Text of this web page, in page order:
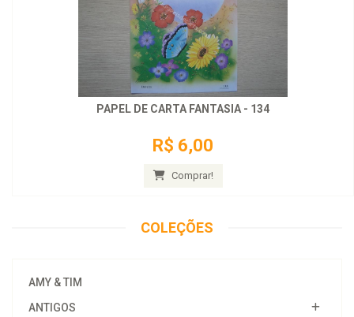
PAPEL DE CARTA FANTASIA - 134
R$ 6,00
Comprar!
COLEÇÕES
AMY & TIM
ANTIGOS